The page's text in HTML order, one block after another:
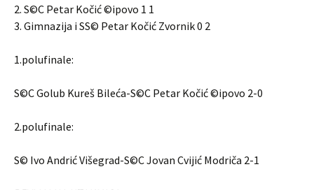
2. S©C Petar Kočić ©ipovo 1 1
3. Gimnazija i SS© Petar Kočić Zvornik 0 2
1.polufinale:
S©C Golub Kureš Bileća-S©C Petar Kočić ©ipovo 2-0
2.polufinale:
S© Ivo Andrić Višegrad-S©C Jovan Cvijić Modriča 2-1